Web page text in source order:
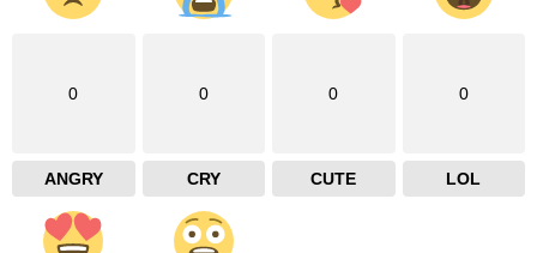
0
ANGRY
0
CRY
0
CUTE
0
LOL